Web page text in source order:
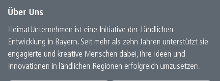
Über Uns
HeimatUnternehmen ist eine Initiative der Ländlichen
Entwicklung in Bayern. Seit mehr als zehn Jahren unterstützt sie
engagierte und kreative Menschen dabei, ihre Ideen und
Innovationen in ländlichen Regionen erfolgreich umzusetzen.